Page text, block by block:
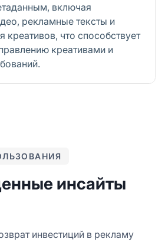
включая
рекламные тексты и
креативов, что способствует
креативами и
инсайты
инвестиций в рекламу